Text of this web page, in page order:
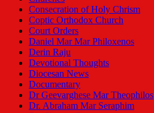
Consecration of Holy Chrism
Coptic Orthodox Church
Court Orders
Daniel Mar Mar Philoxenos
Derin Raju
Devotional Thoughts
Diocesan News
Documentary
Dr Geevarghese Mar Theophilos
Dr. Abraham Mar Seraphim